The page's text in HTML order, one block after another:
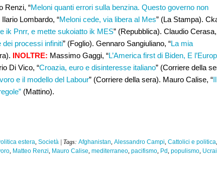
Renzi, “Meloni quanti errori sulla benzina. Questo governo non
Lombardo, “Meloni cede, via libera al Mes” (La Stampa).
ik Pnrr, e mette sukoiatto ik MES” (Repubblica). Claudio Cerasa,
dei processi infiniti” (Foglio). Gennaro Sangiuliano, “La mia
INOLTRE: Massimo Gaggi, “L’America first di Biden, E
Di Vico, “Croazia, euro e disinteresse italiano” (Corriere della
e il modello del Labour” (Corriere della sera). Mauro Calise, “Il
(Mattino).
estera, Società | Tags: Afghanistan, Alessandro Campi, Cattolici e politica,
, Matteo Renzi, Mauro Calise, mediterraneo, pacifismo, Pd, populismo,